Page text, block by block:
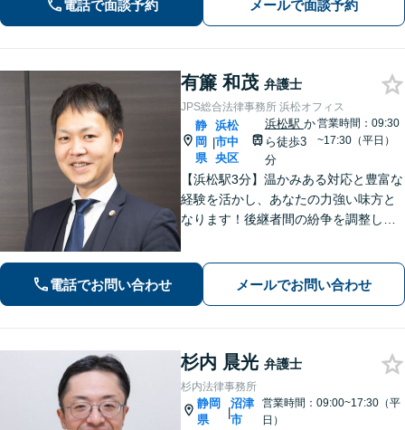
電話で面談予約 メールで面談予約
有簾 和茂 弁護士
JPS総合法律事務所 浜松オフィス
静
岡
県
|
浜松
市中
央区
浜松駅 か
ら徒歩3
分
営業時間：09:30
~17:30（平日）
【浜松駅3分】温かみある対応と豊富な
経験を活かし、あなたの力強い味方と
なります！後継者間の紛争を調整し、
浜松の企業を支援します。医療／運送
／介護／建設ほか【休日・夜間相談
電話でお問い合わせ メールでお問い合わせ
杉内 晨光 弁護士
杉内法律事務所
静岡
県
|
沼津
市
営業時間：09:00~17:30（平
日）